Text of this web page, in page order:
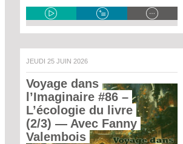
JEUDI 25 JUIN 2026
Voyage dans
l’Imaginaire #86 –
L’écologie du livre
(2/3) — Avec Fanny
Valembois